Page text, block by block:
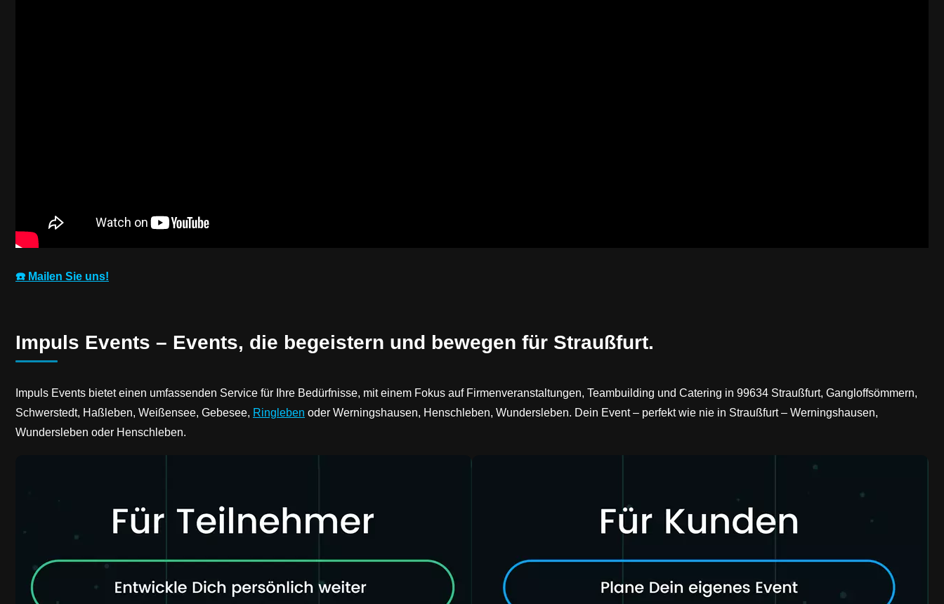
☎️ Mailen Sie uns!
Impuls Events – Events, die begeistern und bewegen für Straußfurt.
Impuls Events bietet einen umfassenden Service für Ihre Bedürfnisse, mit einem Fokus auf Firmenveranstaltungen, Teambuilding und Catering in 99634 Straußfurt, Gangloffsömmern,
Schwerstedt, Haßleben, Weißensee, Gebesee, Ringleben oder Werningshausen, Henschleben, Wundersleben. Dein Event – perfekt wie nie in Straußfurt – Werningshausen,
Wundersleben oder Henschleben.